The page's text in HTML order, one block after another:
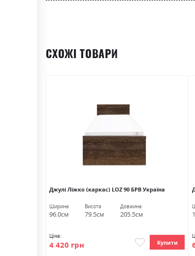
СХОЖІ ТОВАРИ
Джулі Ліжко (каркас) LOZ 90 БРВ Україна
Ширина
96.0см
Висота
79.5см
Довжина
205.5см
Ціна:
4 420 грн Купити